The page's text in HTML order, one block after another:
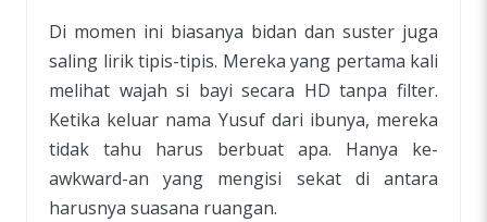
Di momen ini biasanya bidan dan suster juga
saling lirik tipis-tipis. Mereka yang pertama kali
melihat wajah si bayi secara HD tanpa filter.
Ketika keluar nama Yusuf dari ibunya, mereka
tidak tahu harus berbuat apa. Hanya ke-
awkward-an yang mengisi sekat di antara
harusnya suasana ruangan.